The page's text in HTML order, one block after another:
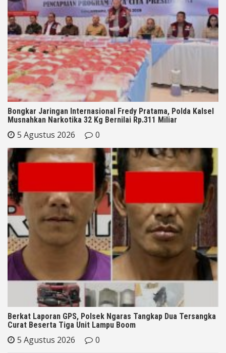
Bongkar Jaringan Internasional Fredy Pratama, Polda Kalsel
Musnahkan Narkotika 32 Kg Bernilai Rp.311 Miliar
5 Agustus 2026 0
Berkat Laporan GPS, Polsek Ngaras Tangkap Dua Tersangka
Curat Beserta Tiga Unit Lampu Boom
5 Agustus 2026 0